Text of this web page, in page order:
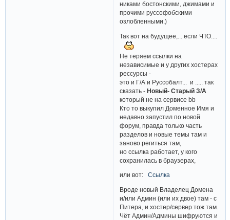
никами бостонскими, джимами и
прочими руссофобскими
озлобленными.)
Так вот на будущее,... если ЧТО....
Не теряем ссылки на
независимые и у других хостерах
рессурсы -
это и Г/А и Руссобалт... и ..... так
сказать -Новый- Старый З/А
который не на сервисе bb
Кто то выкупил Доменное Имя и
недавно запустил по новой
форум, правда только часть
разделов и новые темы там и
заново региться там,
но ссылка работает, у кого
сохранилась в браузерах,
или вот:Ссылка
Вроде новый Владелец Домена
и/или Админ (или их двое) там - с
Питера, и хостер/сервер тож там.
Чёт Админ/Админы шифруются и